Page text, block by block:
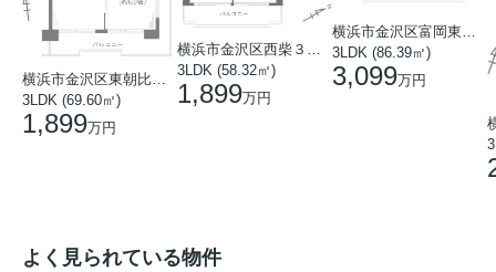
3LDK (69.60㎡)
1,899万円
横浜市金沢区西柴３丁目
3LDK (58.32㎡)
1,899万円
横浜市金沢区富岡東１丁目
3LDK (86.39㎡)
3,099万円
よく見られている物件